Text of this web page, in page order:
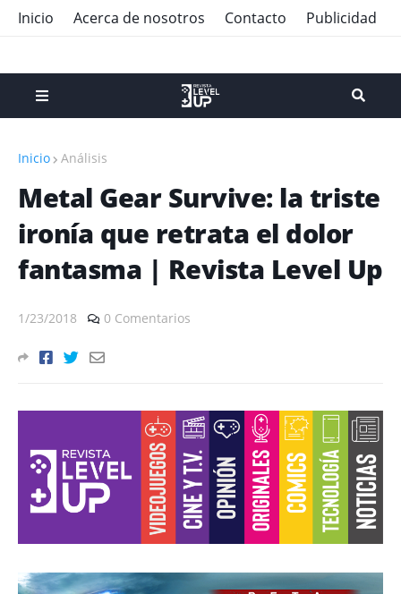
Inicio Acerca de nosotros Contacto Publicidad
Inicio Análisis
Metal Gear Survive: la triste
ironía que retrata el dolor
fantasma | Revista Level Up
1/23/2018 0 Comentarios